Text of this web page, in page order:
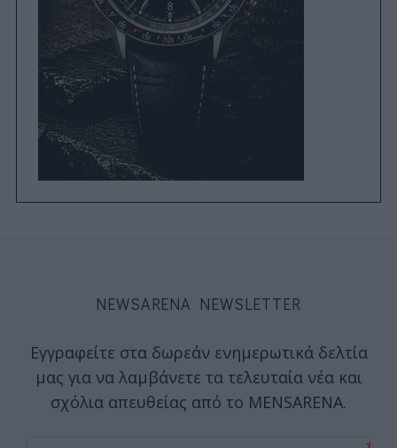
NEWSARENA NEWSLETTER
Εγγραφείτε στα δωρεάν ενημερωτικά δελτία
μας για να λαμβάνετε τα τελευταία νέα και
σχόλια απευθείας από το MENSARENA.